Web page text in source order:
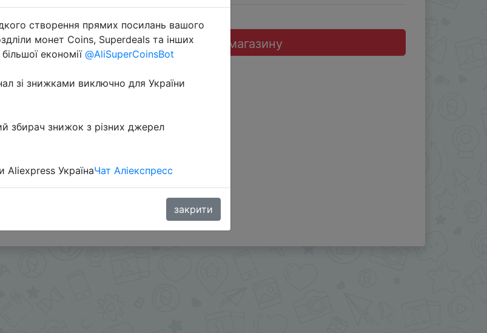
Перейти до магазину
82,46 за 1$!
створення прямих посилань вашого
монет Coins, Superdeals та інших
економії @AliSuperCoinsBot
зі знижками виключно для України
збирач знижок з різних джерел
Aliexpress УкраїнаЧат Аліекспресс
закрити